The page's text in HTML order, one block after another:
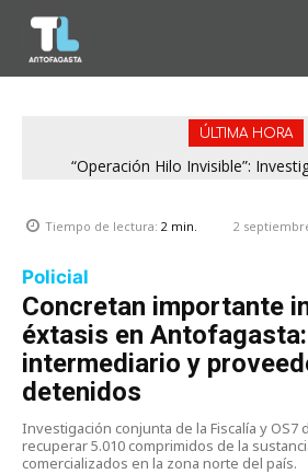
ÚLTIMA HORA
“Operación Hilo Invisible”:
Tiempo de lectura: 2 min. 2
Policial
Concretan importante
éxtasis en Antofagasta:
intermediario y
detenidos
Investigación conjunta de la Fiscalía y OS7
recuperar 5.010 comprimidos de la
comercializados en la zona norte del país.